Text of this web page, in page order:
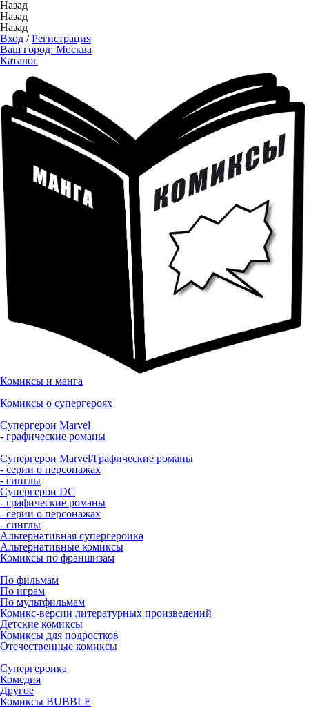
Назад
Назад
Назад
Вход /Регистрация
Ваш город: Москва
Каталог
Комиксы и манга
Комиксы о супергероях
Супергерои Marvel
- графические романы
Супергерои Marvel/Графические романы
- серии о персонажах
- синглы
Супергерои DC
- графические романы
- серии о персонажах
- синглы
Альтернативная супергероика
Альтернативные комиксы
Комиксы по франшизам
По фильмам
По играм
По мультфильмам
Комикс-версии литературных произведений
Детские комиксы
Комиксы для подростков
Отечественные комиксы
Супергероика
Комедия
Другое
Комиксы BUBBLE